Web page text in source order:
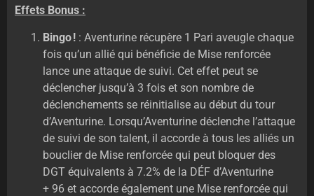
Effets Bonus :
Bingo ! : Aventurine récupère 1 Pari aveugle chaque
fois qu’un allié qui bénéficie de Mise renforcée
lance une attaque de suivi. Cet effet peut se
déclencher jusqu’à 3 fois et son nombre de
déclenchements se réinitialise au début du tour
d’Aventurine. Lorsqu’Aventurine déclenche l’attaque
de suivi de son talent, il accorde à tous les alliés un
bouclier de Mise renforcée qui peut bloquer des
DGT équivalents à 7.2% de la DÉF d’Aventurine
+ 96 et accorde également une Mise renforcée qui